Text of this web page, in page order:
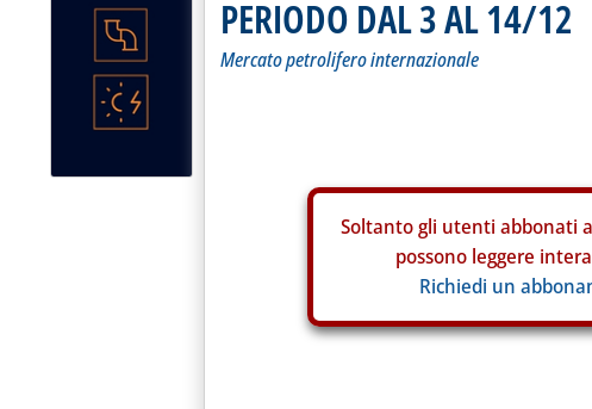
PERIODO DAL 3 AL 14/12
Mercato petrolifero internazionale
Soltanto gli utenti abbonati
possono leggere
Richiedi un